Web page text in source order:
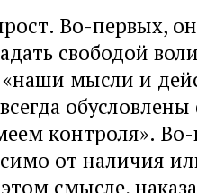
Во-первых,
свободой
«наши мысли и
контроля».
от наличия
смысле,